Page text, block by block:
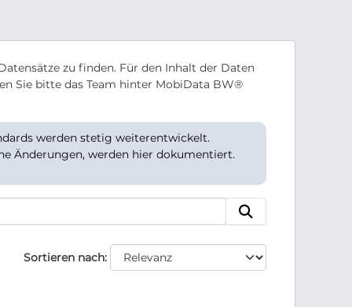
zu finden. Für den Inhalt der Daten
Sie bitte das Team hinter MobiData BW®
werden stetig weiterentwickelt.
Änderungen, werden hier dokumentiert.
Sortieren nach